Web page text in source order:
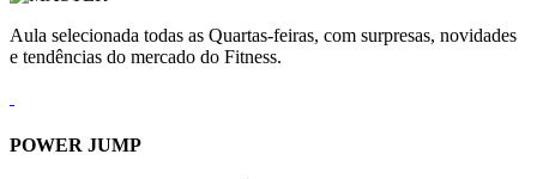
Aula selecionada todas as Quartas-feiras, com surpresas, novidades
e tendências do mercado do Fitness.
POWER JUMP